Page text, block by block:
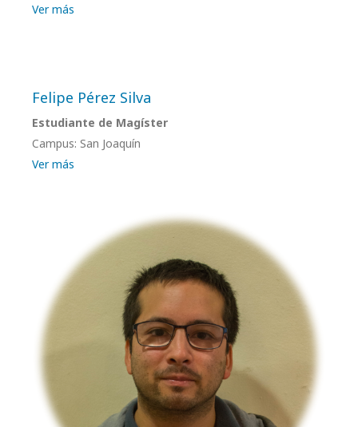
Ver más
Felipe Pérez Silva
Estudiante de Magíster
Campus: San Joaquín
Ver más